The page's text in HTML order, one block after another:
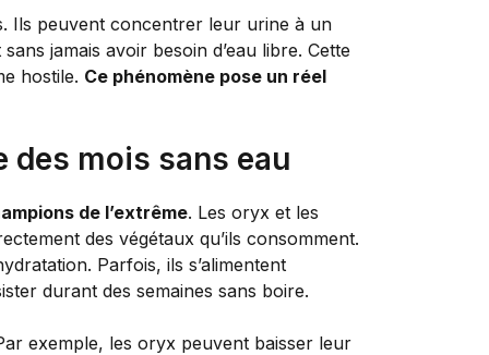
Ils peuvent concentrer leur urine à un
jamais avoir besoin d’eau libre. Cette
hostile. Ce phénomène pose un réel
des mois sans eau
de l’extrême. Les oryx et les
des végétaux qu’ils consomment.
Parfois, ils s’alimentent
durant des semaines sans boire.
exemple, les oryx peuvent baisser leur